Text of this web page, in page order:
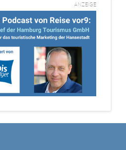
ANZEIGE